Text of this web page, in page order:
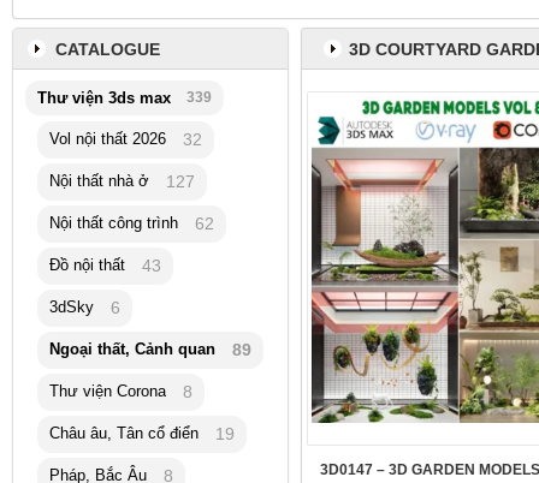
3D COURTYARD
3D0147 – 3D GARDEN
CATALOGUE
Thư viện 3ds max 339
Vol nội thất 2026 32
Nội thất nhà ở 127
Nội thất công trình 62
Đồ nội thất 43
3dSky 6
Ngoại thất, Cảnh quan 89
Thư viện Corona 8
Châu âu, Tân cổ điển 19
Pháp, Bắc Âu 8